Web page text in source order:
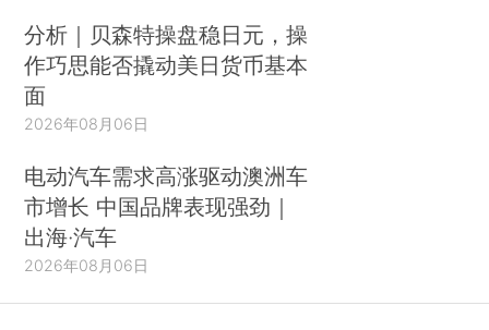
分析｜贝森特操盘稳日元，操
作巧思能否撬动美日货币基本
面
2026年08月06日
电动汽车需求高涨驱动澳洲车
市增长 中国品牌表现强劲｜
出海·汽车
2026年08月06日